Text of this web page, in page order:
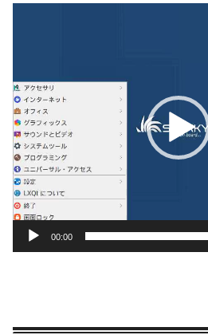
レ
ー
ヤ
ー
00:00